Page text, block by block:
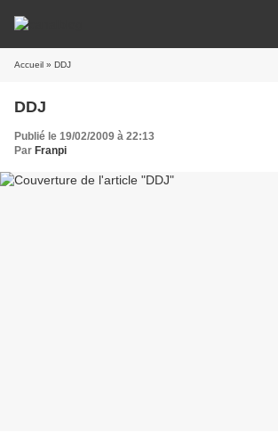
Accueil » DDJ
DDJ
Publié le 19/02/2009 à 22:13
Par Franpi